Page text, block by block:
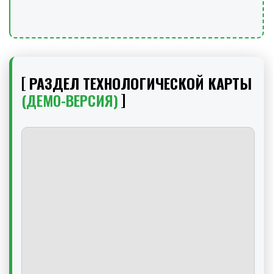
РАЗДЕЛ ТЕХНОЛОГИЧЕСКОЙ КАРТЫ
(ДЕМО-ВЕРСИЯ)